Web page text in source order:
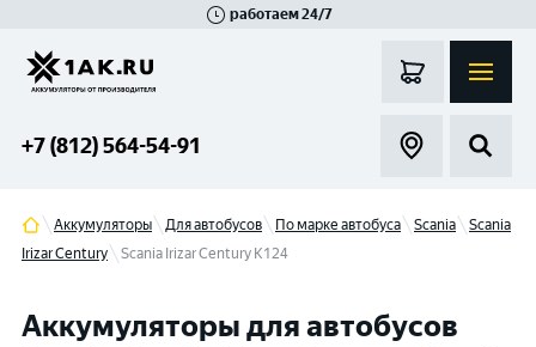
работаем 24/7
+7 (812) 564-54-91
Аккумуляторы Для автобусов По марке автобуса Scania
Scania
Irizar Century
Scania Irizar Century K124
Аккумуляторы для автобусов
Гатчина